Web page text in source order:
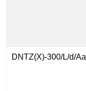
DNTZ(X)-300/L/d/Aa